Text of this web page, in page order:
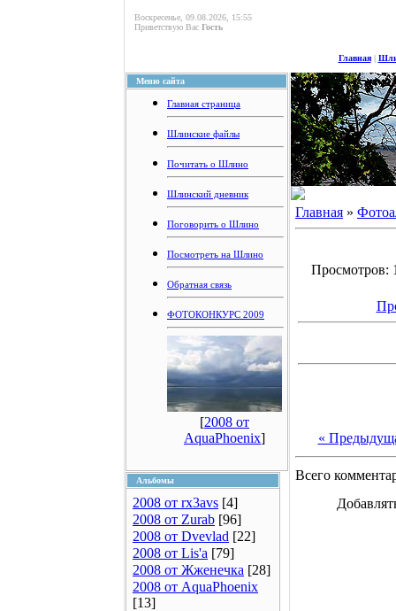
Воскресенье, 09.08.2026, 15:55
Приветствую Вас Гость
Главная|
Меню сайта
Главная страница
Шлинские файлы
Почитать о Шлино
Шлинский дневник
Поговорить о Шлино
Посмотреть на Шлино
Обратная связь
ФОТОКОНКУРС 2009
[2008 от
AquaPhoenix]
Альбомы
2008 от rx3avs [4]
2008 от Zurab [96]
2008 от Dvevlad [22]
2008 от Lis'a [79]
2008 от Жженечка [28]
2008 от AquaPhoenix
[13]
Главная »
Просмотров:
«
Всего